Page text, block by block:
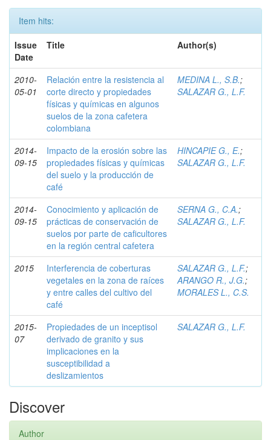
Item hits:
Issue
Date
Title Author(s)
2010-
05-01
Relación entre la resistencia al
corte directo y propiedades
físicas y químicas en algunos
suelos de la zona cafetera
colombiana
MEDINA L., S.B.;
SALAZAR G., L.F.
2014-
09-15
Impacto de la erosión sobre las
propiedades físicas y químicas
del suelo y la producción de
café
HINCAPIE G., E.;
SALAZAR G., L.F.
2014-
09-15
Conocimiento y aplicación de
prácticas de conservación de
suelos por parte de caficultores
en la región central cafetera
SERNA G., C.A.;
SALAZAR G., L.F.
2015
Interferencia de coberturas
vegetales en la zona de raíces
y entre calles del cultivo del
café
SALAZAR G., L.F.;
ARANGO R., J.G.;
MORALES L., C.S.
2015-
07
Propiedades de un inceptisol
derivado de granito y sus
implicaciones en la
susceptibilidad a
deslizamientos
SALAZAR G., L.F.
Discover
Author